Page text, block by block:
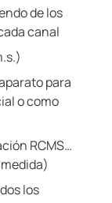
de los
canal
para
o como
RCMS…
los